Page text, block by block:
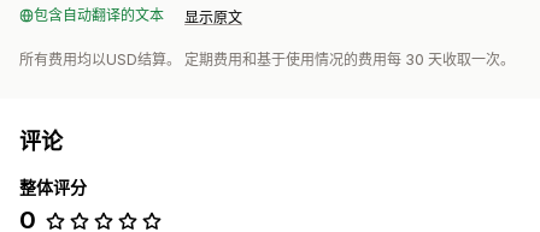
包含自动翻译的文本 显示原文
所有费用均以USD结算。 定期费用和基于使用情况的费用每 30 天收取一次。
评论
整体评分
0